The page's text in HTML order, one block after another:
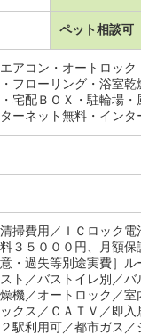
ペット相談可
アコン・オートロッ
フローリング・浴室
宅配ＢＯＸ・駐輪場
ーネット無料・イン
掃費用／ＩＣロック
３５０００円、月額
・過失等別途実費］
ト／バストイレ別／
機／オートロック／
クス／ＣＡＴＶ／即
駅利用可／都市ガス